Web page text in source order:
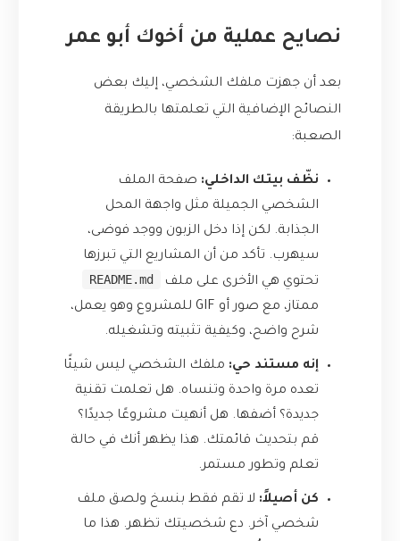
نصايح عملية من أخوك أبو عمر
بعد أن جهزت ملفك الشخصي، إليك بعض
النصائح الإضافية التي تعلمتها بالطريقة
الصعبة:
نظّف بيتك الداخلي: صفحة الملف
الشخصي الجميلة مثل واجهة المحل
الجذابة. لكن إذا دخل الزبون ووجد فوضى،
سيهرب. تأكد من أن المشاريع التي تبرزها
تحتوي هي الأخرى على ملف
README.md
ممتاز، مع صور أو GIF للمشروع وهو يعمل،
شرح واضح، وكيفية تثبيته وتشغيله.
إنه مستند حي: ملفك الشخصي ليس شيئًا
تعده مرة واحدة وتنساه. هل تعلمت تقنية
جديدة؟ أضفها. هل أنهيت مشروعًا جديدًا؟
قم بتحديث قائمتك. هذا يظهر أنك في حالة
تعلم وتطور مستمر.
كن أصيلاً: لا تقم فقط بنسخ ولصق ملف
شخصي آخر. دع شخصيتك تظهر. هذا ما